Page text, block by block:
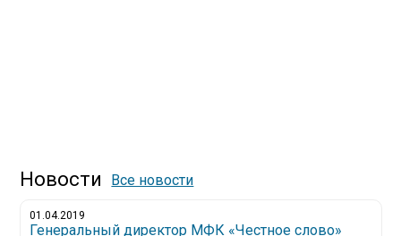
Новости Все новости
01.04.2019
Генеральный директор МФК «Честное слово»